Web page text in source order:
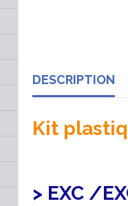
DESCRIPTION
Kit
> EXC /